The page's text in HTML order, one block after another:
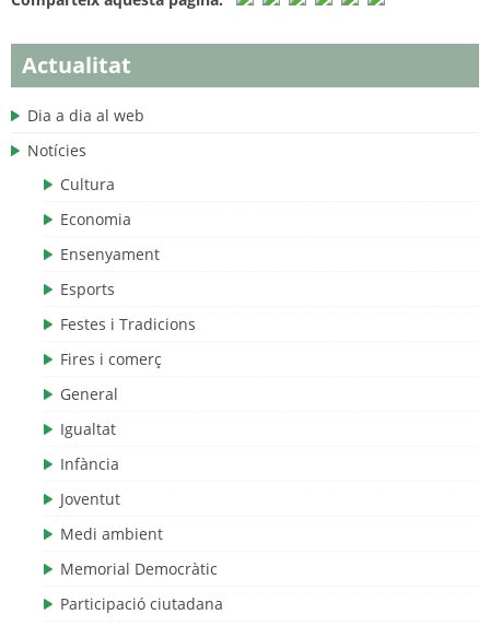
Actualitat
Dia a dia al web
Notícies
Cultura
Economia
Ensenyament
Esports
Festes i Tradicions
Fires i comerç
General
Igualtat
Infància
Joventut
Medi ambient
Memorial Democràtic
Participació ciutadana